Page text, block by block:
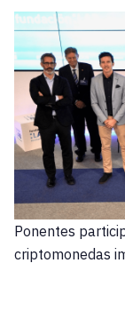
Ponentes
criptomonedas